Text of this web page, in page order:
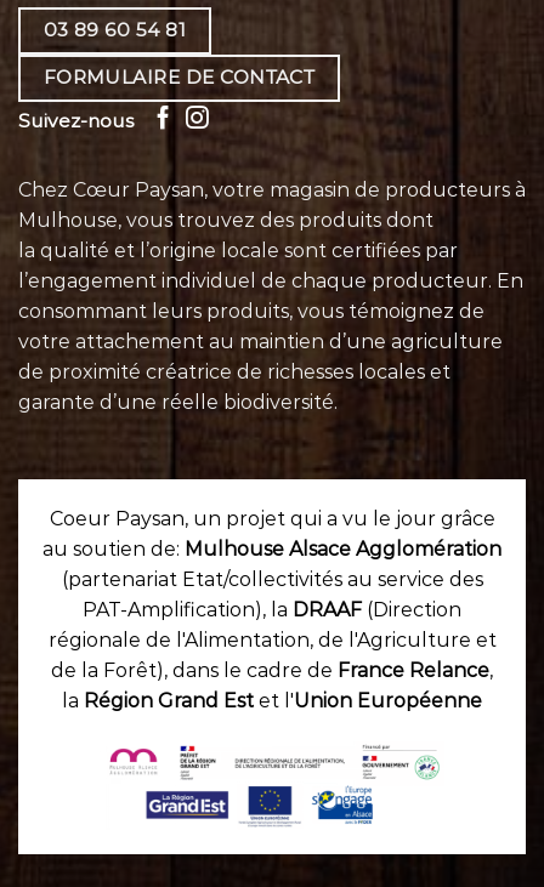
03 89 60 54 81
FORMULAIRE DE CONTACT
Suivez-nous
Chez Cœur Paysan, votre magasin de producteurs à
Mulhouse, vous trouvez des produits dont
la qualité et l’origine locale sont certifiées par
l’engagement individuel de chaqueproducteur. En
consommant leurs produits, vous témoignez de
votre attachement au maintien d’une agriculture
de proximité créatrice de richesses locales et
garante d’une réelle biodiversité.
Coeur Paysan, un projet qui a vu le jour grâce
au soutien de: Mulhouse Alsace Agglomération
(partenariat Etat/collectivités au service des
PAT-Amplification), la DRAAF (Direction
régionale de l'Alimentation, de l'Agriculture et
de la Forêt), dans le cadre de France Relance,
la Région Grand Est et l'Union Européenne